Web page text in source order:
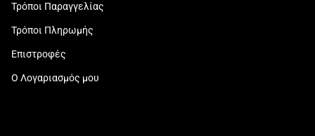
Τρόποι Παραγγελίας
Τρόποι Πληρωμής
Επιστροφές
Ο Λογαριασμός μου